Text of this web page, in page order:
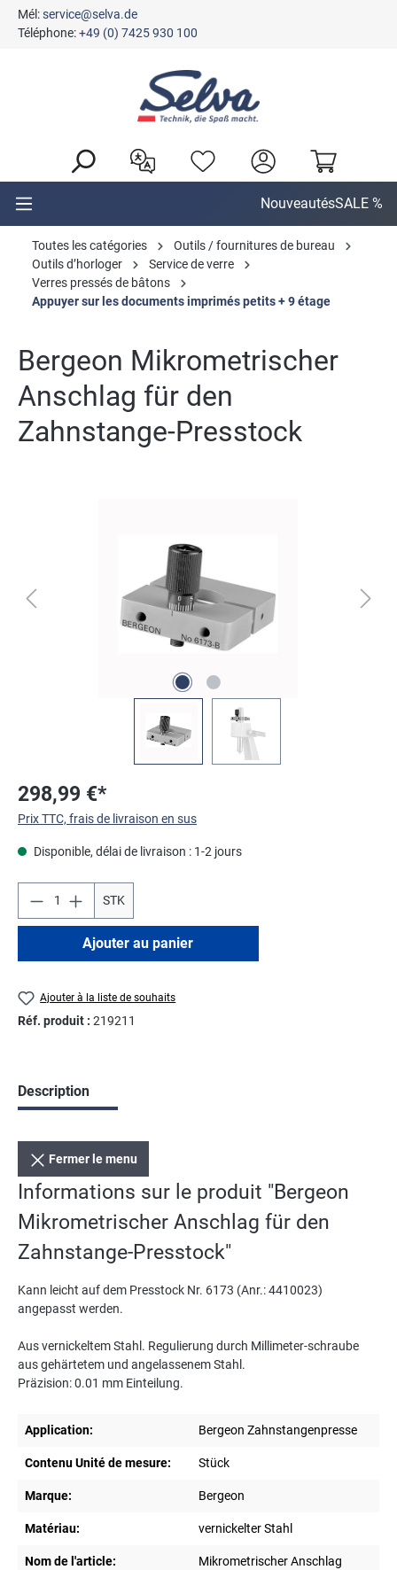
principal
Mél:service@selva.de
Téléphone:+49 (0) 7425 930 100
NouveautésSALE %
Toutes les catégories
Outils / fournitures de bureau
Outils d’horloger
Service de verre
Verres pressés de bâtons
Appuyer sur les documents imprimés petits + 9 étage
Bergeon Mikrometrischer
Anschlag für den
Zahnstange-Presstock
298,99 €*
Prix TTC, frais de livraison en sus
Disponible, délai de livraison : 1-2 jours
STK
Ajouter au panier
Ajouter à la liste de souhaits
Réf. produit : 219211
Description
Fermer le menu
Informations sur le produit "Bergeon
Mikrometrischer Anschlag für den
Zahnstange-Presstock"
Kann leicht auf dem Presstock Nr. 6173 (Anr.: 4410023)
angepasst werden.
Aus vernickeltem Stahl. Regulierung durch Millimeter-schraube
aus gehärtetem und angelassenem Stahl.
Präzision: 0.01 mm Einteilung.
Application: Bergeon Zahnstangenpresse
Contenu Unité de mesure: Stück
Marque: Bergeon
Matériau: vernickelter Stahl
Nom de l'article: Mikrometrischer Anschlag